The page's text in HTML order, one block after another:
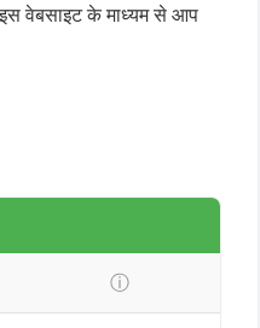
वेबसाइट के माध्यम से आप
ⓘ